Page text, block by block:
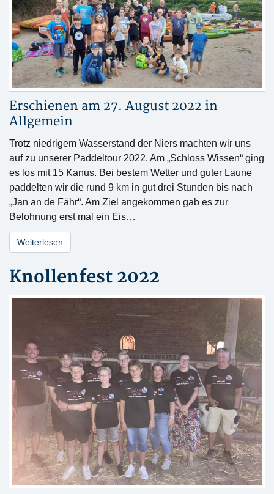
Erschienen am 27. August 2022 in
Allgemein
Trotz niedrigem Wasserstand der Niers machten wir uns
auf zu unserer Paddeltour 2022. Am „Schloss Wissen“ ging
es los mit 15 Kanus. Bei bestem Wetter und guter Laune
paddelten wir die rund 9 km in gut drei Stunden bis nach
„Jan an de Fähr“. Am Ziel angekommen gab es zur
Belohnung erst mal ein Eis…
Weiterlesen
Knollenfest 2022